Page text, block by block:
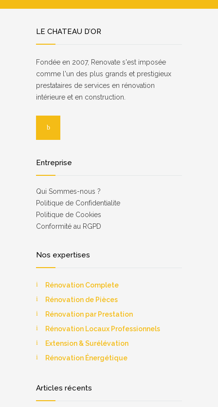
LE CHATEAU D’OR
Fondée en 2007, Renovate s'est imposée
comme l'un des plus grands et prestigieux
prestataires de services en rénovation
intérieure et en construction.
Entreprise
Qui Sommes-nous ?
Роlіtіquе dе Соnfіdеntіаlіtе
Politique de Cookies
Соnfоrmіté аu RGРD
Nos expertises
Rénovation Complete
Rénovation de Pièces
Rénovation par Prestation
Rénovation Locaux Professionnels
Extension & Surélévation
Rénovation Énergétique
Articles récents